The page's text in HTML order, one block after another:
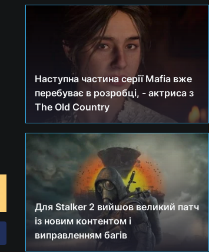
Наступна частина серії Mafia вже
перебуває в розробці, - актриса з
The Old Country
Для Stalker 2 вийшов великий патч
із новим контентом і
виправленням багів